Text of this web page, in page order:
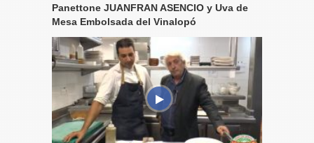
Panettone JUANFRAN ASENCIO y Uva de
Mesa Embolsada del Vinalopó